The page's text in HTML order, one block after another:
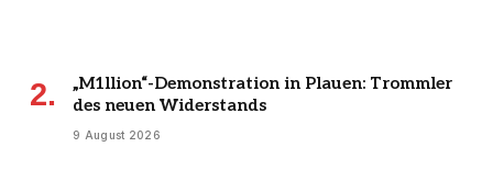
„M1llion“-Demonstration in Plauen: Trommler
des neuen Widerstands
9 August 2026